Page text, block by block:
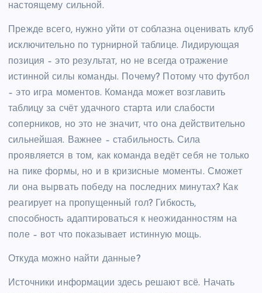
настоящему сильной.
Прежде всего, нужно уйти от соблазна оценивать клуб
исключительно по турнирной таблице. Лидирующая
позиция – это результат, но не всегда отражение
истинной силы команды. Почему? Потому что футбол
– это игра моментов. Команда может возглавить
таблицу за счёт удачного старта или слабости
соперников, но это не значит, что она действительно
сильнейшая. Важнее – стабильность. Сила
проявляется в том, как команда ведёт себя не только
на пике формы, но и в кризисные моменты. Сможет
ли она вырвать победу на последних минутах? Как
реагирует на пропущенный гол? Гибкость,
способность адаптироваться к неожиданностям на
поле – вот что показывает истинную мощь.
Откуда можно найти данные?
Источники информации здесь решают всё. Начать